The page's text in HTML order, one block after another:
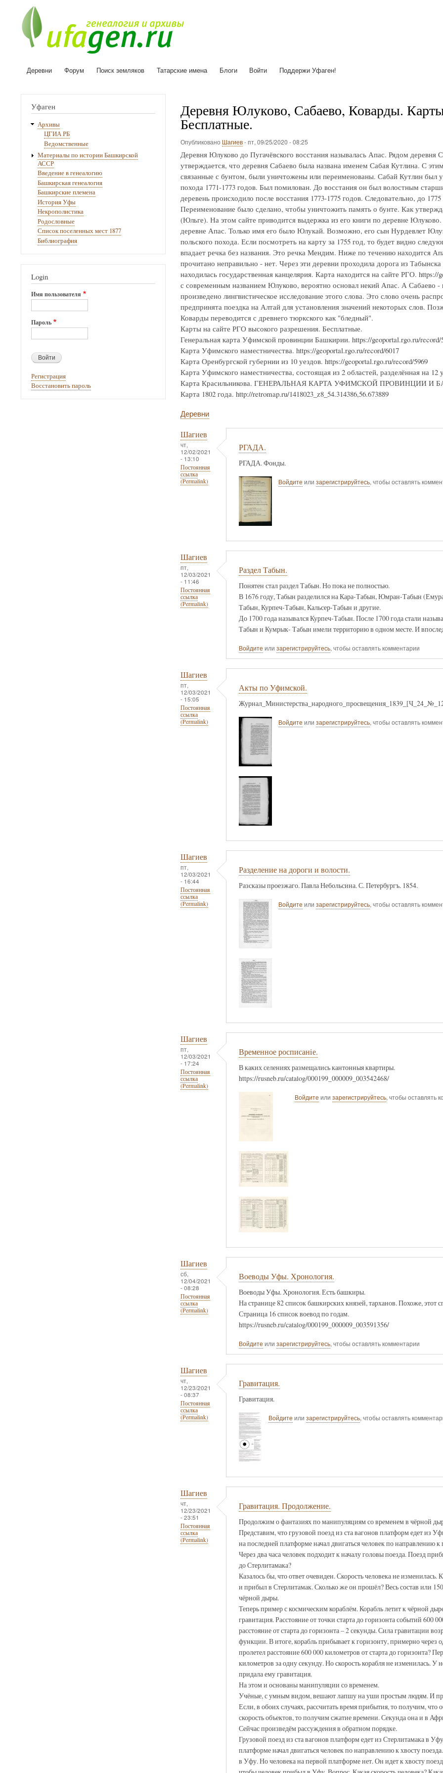
Основная
Деревни Форум Поиск земляков Татарские имена Блоги Войти Поддержи Уфаген!
Деревня Юлуково, Сабаево, Коварды. Карты
Бесплатные.
Опубликовано Шагиев-пт, 09/25/2020 - 08:25
Деревня Юлуково до Пугачёвского восстания называлась Апас. Рядом деревня
утверждается, что деревня Сабаево была названа именем Сабая Кутлина. С
связанные с бунтом, были уничтожены или переименованы. Сабай Кутлин был
похода 1771-1773 годов. Был помилован. До восстания он был волостным
деревень происходило после восстания 1773-1775 годов. Следовательно, до
Переименование было сделано, чтобы уничтожить память о бунте. Как
(Юльге). На этом сайте приводится выдержка из его книги по деревне
деревне Апас. Только имя его было Юлукай. Возможно, его сын Нурдевлет
польского похода. Если посмотреть на карту за 1755 год, то будет видно
впадает речка без названия. Это речка Мендим. Ниже по течению находится
прочитано неправильно - нет. Через эти деревни проходила дорога из
находилась государственная канцелярия. Карта находится на сайте РГО.
с современным названием Юлуково, вероятно основал некий Апас. А Сабаево
произведено лингвистическое исследование этого слова. Это слово очень
предпринята поездка на Алтай для установления значений некоторых слов.
Коварды переводится с древнего тюркского как "бледный".
Карты на сайте РГО высокого разрешения. Бесплатные.
Генеральная карта Уфимской провинции Башкирии. https://geoportal.rgo.ru/record/
Карта Уфимского наместничества. https://geoportal.rgo.ru/record/6017
Карта Оренбургской губернии из 10 уездов. https://geoportal.rgo.ru/record/5969
Карта Уфимского наместничества, состоящая из 2 областей, разделённая на 12
Карта Красильникова. ГЕНЕРАЛЬНАЯ КАРТА УФИМСКОЙ ПРОВИНЦИИ И
Карта 1802 года. http://retromap.ru/1418023_z8_54.314386,56.673889
Деревни
Шагиев
чт,
12/02/2021
- 13:10
Постоянная
ссылка
(Permalink)
РГАДА.
РГАДА. Фонды.
Войдите илизарегистрируйтесь, чтобы оставлять
Шагиев
пт,
12/03/2021
- 11:46
Постоянная
ссылка
(Permalink)
Раздел Табын.
Понятен стал раздел Табын. Но пока не полностью.
В 1676 году, Табын разделился на Кара-Табын, Юмран-Табын
Табын, Курпеч-Табын, Кальсер-Табын и другие.
До 1700 года назывался Курпеч-Табын. После 1700 года стали
Табын и Кумрык- Табын имели территорию в одном месте. И
Войдите или зарегистрируйтесь, чтобы оставлять комментарии
Шагиев
пт,
12/03/2021
- 15:05
Постоянная
ссылка
(Permalink)
Акты по Уфимской.
Войдите илизарегистрируйтесь, чтобы оставлять
Шагиев
пт,
12/03/2021
- 16:44
Постоянная
ссылка
(Permalink)
Разделение на дороги и волости.
Разсказы проезжаго. Павла Небольсина. С. Петербургъ. 1854.
Войдите илизарегистрируйтесь, чтобы оставлять
Шагиев
пт,
12/03/2021
- 17:24
Постоянная
ссылка
(Permalink)
Временное росписанiе.
В каких селениях размещались кантонныя квартиры.
https://rusneb.ru/catalog/000199_000009_003542468/
Войдите илизарегистрируйтесь, чтобы оставлять
Шагиев
сб,
12/04/2021
- 08:28
Постоянная
ссылка
(Permalink)
Воеводы Уфы. Хронология.
Воеводы Уфы. Хронология. Есть башкиры.
На странице 82 список башкирских князей, тарханов. Похоже, этот
Страница 16 список воевод по годам.
https://rusneb.ru/catalog/000199_000009_003591356/
Войдите или зарегистрируйтесь, чтобы оставлять комментарии
Шагиев
чт,
12/23/2021
- 08:37
Постоянная
ссылка
(Permalink)
Гравитация.
Гравитация.
Войдите илизарегистрируйтесь, чтобы оставлять
Шагиев
чт,
12/23/2021
- 23:51
Постоянная
ссылка
(Permalink)
Гравитация. Продолжение.
Продолжим о фантазиях по манипуляциям со временем в чёрной
Представим, что грузовой поезд из ста вагонов платформ едет из
на последней платформе начал двигаться человек по направлению
Через два часа человек подходит к началу головы поезда. Поезд
до Стерлитамака?
Казалось бы, что ответ очевиден. Скорость человека не
и прибыл в Стерлитамак. Сколько же он прошёл? Весь состав или
чёрной дыры.
Теперь пример с космическим кораблём. Корабль летит к чёрной
гравитация. Расстояние от точки старта до горизонта событий 600
расстояние от старта до горизонта – 2 секунды. Сила гравитации
функции. В итоге, корабль прибывает к горизонту, примерно через
пролетел расстояние 600 000 километров от старта до горизонта?
километров за одну секунду. Но скорость корабля не изменилась. У
придала ему гравитация.
На этом и основаны манипуляции со временем.
Учёные, с умным видом, вешают лапшу на уши простым людям. И
Если, в обоих случаях, рассчитать время прибытия, то получим, что
скорость объектов, то получим сжатие времени. Секунда она и в
Сейчас произведём рассуждения в обратном порядке.
Грузовой поезд из ста вагонов платформ едет из Стерлитамака в
платформе начал двигаться человек по направлению к хвосту
в Уфу. Но человека на первой платформе нет. Он идет к хвосту
Уфаген
Архивы
ЦГИА РБ
Ведомственные
Материалы по истории Башкирской
АССР
Введение в генеалогию
Башкирская генеалогия
Башкирские племена
История Уфы
Некрополистика
Родословные
Список поселенных мест 1877
Библиография
Login
Имя пользователя
Пароль
Регистрация
Восстановить пароль